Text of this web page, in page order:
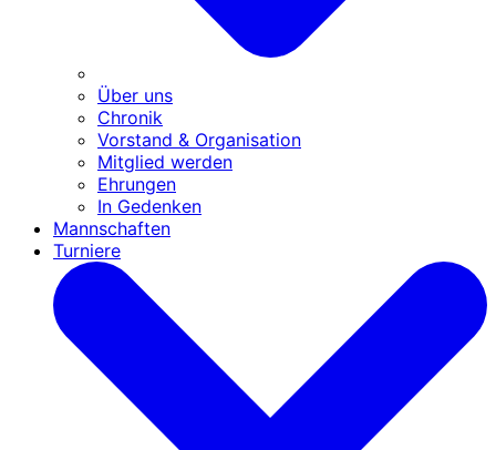
Über uns
Chronik
Vorstand & Organisation
Mitglied werden
Ehrungen
In Gedenken
Mannschaften
Turniere